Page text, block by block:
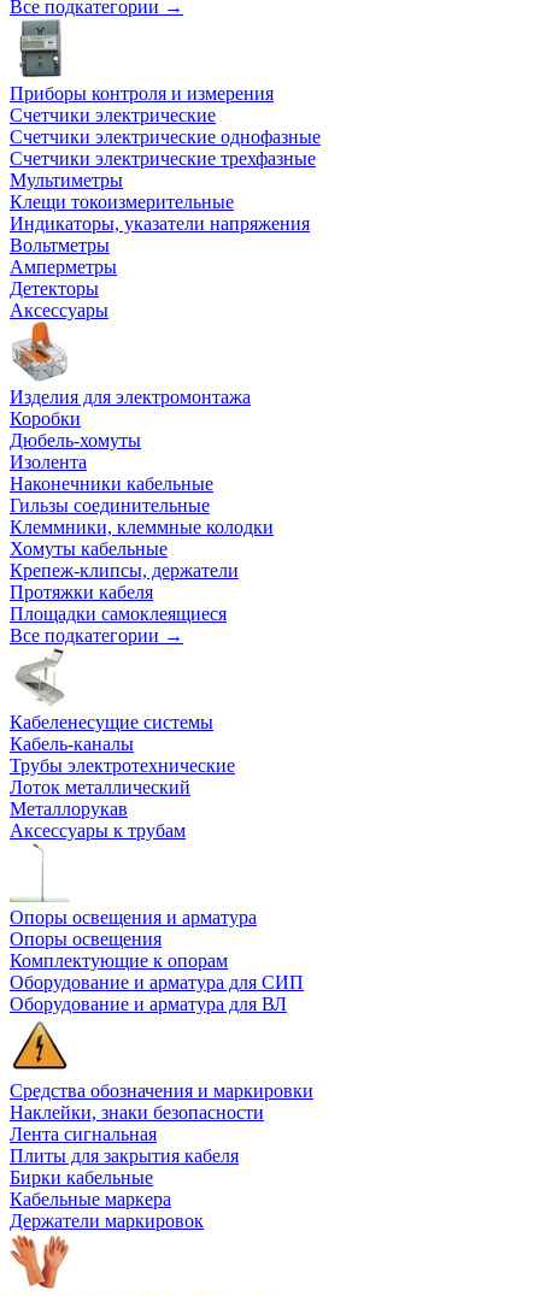
Все подкатегории →
Приборы контроля и измерения
Счетчики электрические
Счетчики электрические однофазные
Счетчики электрические трехфазные
Мультиметры
Клещи токоизмерительные
Индикаторы, указатели напряжения
Вольтметры
Амперметры
Детекторы
Аксессуары
Изделия для электромонтажа
Коробки
Дюбель-хомуты
Изолента
Наконечники кабельные
Гильзы соединительные
Клеммники, клеммные колодки
Хомуты кабельные
Крепеж-клипсы, держатели
Протяжки кабеля
Площадки самоклеящиеся
Все подкатегории →
Кабеленесущие системы
Кабель-каналы
Трубы электротехнические
Лоток металлический
Металлорукав
Аксессуары к трубам
Опоры освещения и арматура
Опоры освещения
Комплектующие к опорам
Оборудование и арматура для СИП
Оборудование и арматура для ВЛ
Средства обозначения и маркировки
Наклейки, знаки безопасности
Лента сигнальная
Плиты для закрытия кабеля
Бирки кабельные
Кабельные маркера
Держатели маркировок